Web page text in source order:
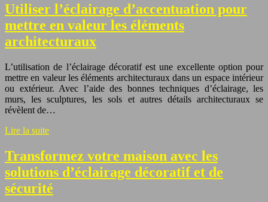
Utiliser l’éclairage d’accentuation pour
mettre en valeur les éléments
architecturaux
L’utilisation de l’éclairage décoratif est une excellente option pour
mettre en valeur les éléments architecturaux dans un espace intérieur
ou extérieur. Avec l’aide des bonnes techniques d’éclairage, les
murs, les sculptures, les sols et autres détails architecturaux se
révèlent de…
Lire la suite
Transformez votre maison avec les
solutions d’éclairage décoratif et de
sécurité